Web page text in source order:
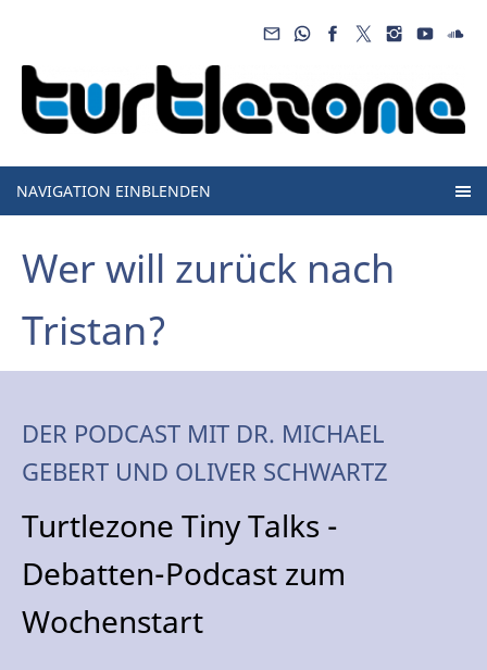
NAVIGATION EINBLENDEN
Wer will zurück nach
Tristan?
DER PODCAST MIT DR. MICHAEL
GEBERT UND OLIVER SCHWARTZ
Turtlezone Tiny Talks -
Debatten-Podcast zum
Wochenstart